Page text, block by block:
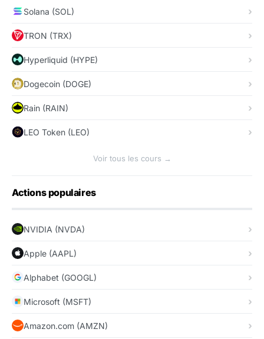
Solana (SOL)
TRON (TRX)
Hyperliquid (HYPE)
Dogecoin (DOGE)
Rain (RAIN)
LEO Token (LEO)
Voir tous les cours →
Actions populaires
NVIDIA (NVDA)
Apple (AAPL)
Alphabet (GOOGL)
Microsoft (MSFT)
Amazon.com (AMZN)